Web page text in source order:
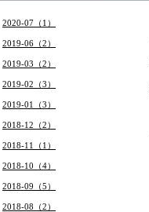
2020-07（1）
2019-06（2）
2019-03（2）
2019-02（3）
2019-01（3）
2018-12（2）
2018-11（1）
2018-10（4）
2018-09（5）
2018-08（2）